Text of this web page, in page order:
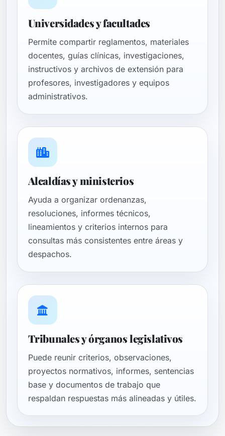
Universidades y facultades
Permite compartir reglamentos, materiales
docentes, guías clínicas, investigaciones,
instructivos y archivos de extensión para
profesores, investigadores y equipos
administrativos.
Alcaldías y ministerios
Ayuda a organizar ordenanzas,
resoluciones, informes técnicos,
lineamientos y criterios internos para
consultas más consistentes entre áreas y
despachos.
Tribunales y órganos legislativos
Puede reunir criterios, observaciones,
proyectos normativos, informes, sentencias
base y documentos de trabajo que
respaldan respuestas más alineadas y útiles.